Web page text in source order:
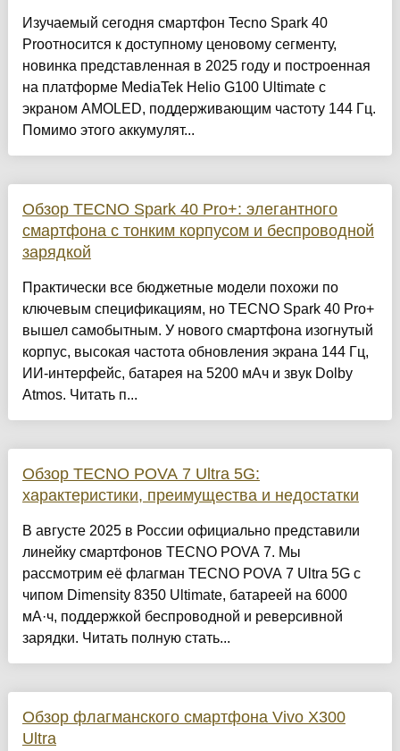
Изучаемый сегодня смартфон Tecno Spark 40
Proотносится к доступному ценовому сегменту,
новинка представленная в 2025 году и построенная
на платформе MediaTek Helio G100 Ultimate с
экраном AMOLED, поддерживающим частоту 144 Гц.
Помимо этого аккумулят...
Обзор TECNO Spark 40 Pro+: элегантного
смартфона с тонким корпусом и беспроводной
зарядкой
Практически все бюджетные модели похожи по
ключевым спецификациям, но TECNO Spark 40 Pro+
вышел самобытным. У нового смартфона изогнутый
корпус, высокая частота обновления экрана 144 Гц,
ИИ-интерфейс, батарея на 5200 мАч и звук Dolby
Atmos. Читать п...
Обзор TECNO POVA 7 Ultra 5G:
характеристики, преимущества и недостатки
В августе 2025 в России официально представили
линейку смартфонов TECNO POVA 7. Мы
рассмотрим её флагман TECNO POVA 7 Ultra 5G с
чипом Dimensity 8350 Ultimate, батареей на 6000
мА·ч, поддержкой беспроводной и реверсивной
зарядки. Читать полную стать...
Обзор флагманского смартфона Vivo X300
Ultra